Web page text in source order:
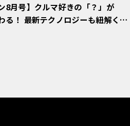
8月号】クルマ好きの「？」が
る！ 最新テクノロジーも紐解く